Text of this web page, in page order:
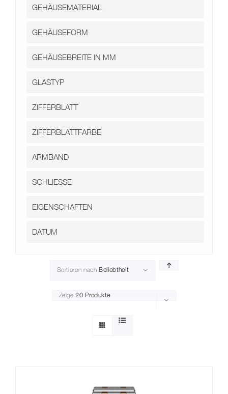
Sortieren nach Beliebtheit
Zeige20 Produkte